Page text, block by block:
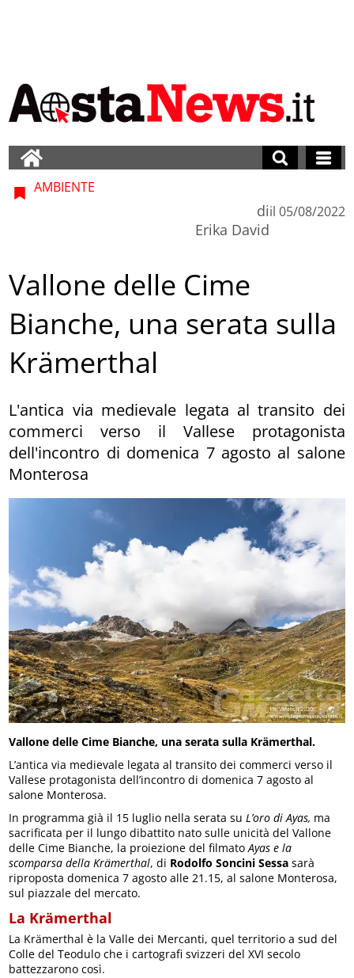
AMBIENTE
di
Erika David
il 05/08/2022
Vallone delle Cime
Bianche, una serata sulla
Krämerthal
L'antica via medievale legata al transito dei
commerci verso il Vallese protagonista
dell'incontro di domenica 7 agosto al salone
Monterosa
Vallone delle Cime Bianche, una serata sulla Krämerthal.
L’antica via medievale legata al transito dei commerci verso il
Vallese protagonista dell’incontro di domenica 7 agosto al
salone Monterosa.
In programma già il 15 luglio nella serata suL’oro di Ayas, ma
sacrificata per il lungo dibattito nato sulle unicità del Vallone
delle Cime Bianche, la proiezione del filmatoAyas e la
scomparsa della Krämerthal, di Rodolfo Soncini Sessa sarà
riproposta domenica 7 agosto alle 21.15, al salone Monterosa,
sul piazzale del mercato.
La Krämerthal
La Krämerthal è la Valle dei Mercanti, quel territorio a sud del
Colle del Teodulo che i cartografi svizzeri del XVI secolo
battezzarono così.